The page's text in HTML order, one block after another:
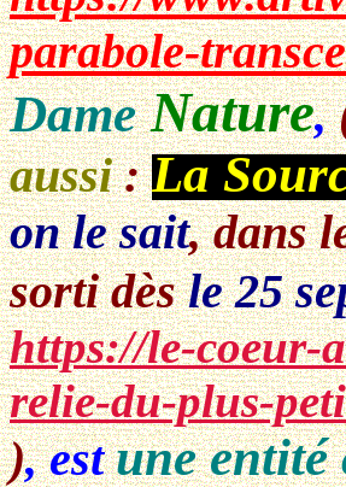
parabole-
DameNature,
aussi:La
on le sait, dans
sorti dèsle 25
https://le-coeur-
relie-du-plus-
), estune entité